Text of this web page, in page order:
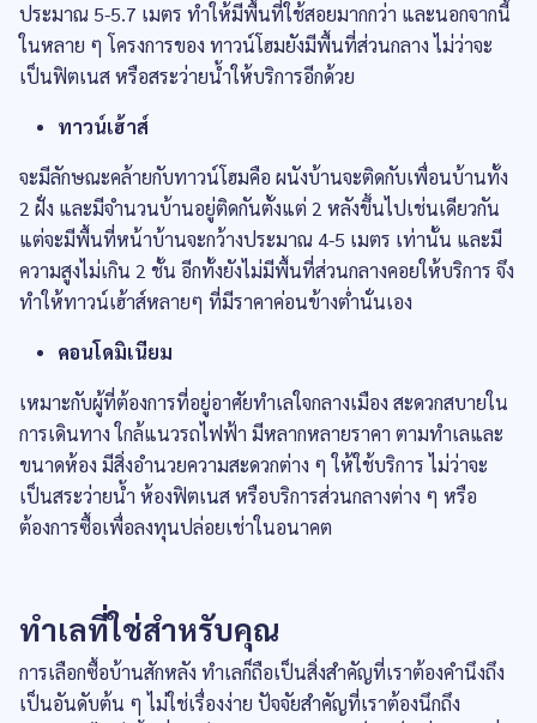
ประมาณ 5-5.7 เมตร ทำให้มีพื้นที่ใช้สอยมากกว่า และนอกจากนี้
ในหลาย ๆ โครงการของ ทาวน์โฮมยังมีพื้นที่ส่วนกลาง ไม่ว่าจะ
เป็นฟิตเนส หรือสระว่ายน้ำให้บริการอีกด้วย
ทาวน์เฮ้าส์
จะมีลักษณะคล้ายกับทาวน์โฮมคือ ผนังบ้านจะติดกับเพื่อนบ้านทั้ง
2 ฝั่ง และมีจำนวนบ้านอยู่ติดกันตั้งแต่ 2 หลังขึ้นไปเช่นเดียวกัน
แต่จะมีพื้นที่หน้าบ้านจะกว้างประมาณ 4-5 เมตร เท่านั้น และมี
ความสูงไม่เกิน 2 ชั้น อีกทั้งยังไม่มีพื้นที่ส่วนกลางคอยให้บริการ จึง
ทำให้ทาวน์เฮ้าส์หลายๆ ที่มีราคาค่อนข้างต่ำนั่นเอง
คอนโดมิเนียม
เหมาะกับผู้ที่ต้องการที่อยู่อาศัยทำเลใจกลางเมือง สะดวกสบายใน
การเดินทาง ใกล้แนวรถไฟฟ้า มีหลากหลายราคา ตามทำเลและ
ขนาดห้อง มีสิ่งอำนวยความสะดวกต่าง ๆ ให้ใช้บริการ ไม่ว่าจะ
เป็นสระว่ายน้ำ ห้องฟิตเนส หรือบริการส่วนกลางต่าง ๆ หรือ
ต้องการซื้อเพื่อลงทุนปล่อยเช่าในอนาคต
ทำเลที่ใช่สำหรับคุณ
การเลือกซื้อบ้านสักหลัง ทำเลก็ถือเป็นสิ่งสำคัญที่เราต้องคำนึงถึง
เป็นอันดับต้น ๆ ไม่ใช่เรื่องง่าย ปัจจัยสำคัญที่เราต้องนึกถึง